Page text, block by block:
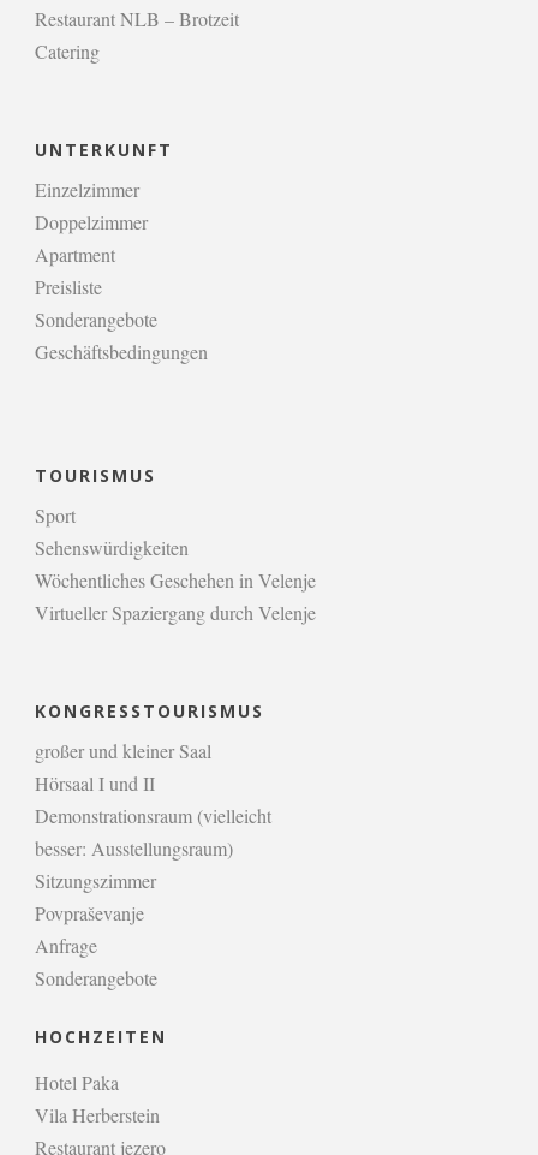
Restaurant NLB – Brotzeit
Catering
UNTERKUNFT
Einzelzimmer
Doppelzimmer
Apartment
Preisliste
Sonderangebote
Geschäftsbedingungen
TOURISMUS
Sport
Sehenswürdigkeiten
Wöchentliches Geschehen in Velenje
Virtueller Spaziergang durch Velenje
KONGRESSTOURISMUS
großer und kleiner Saal
Hörsaal I und II
Demonstrationsraum (vielleicht
besser: Ausstellungsraum)
Sitzungszimmer
Povpraševanje
Anfrage
Sonderangebote
HOCHZEITEN
Hotel Paka
Vila Herberstein
Restaurant jezero